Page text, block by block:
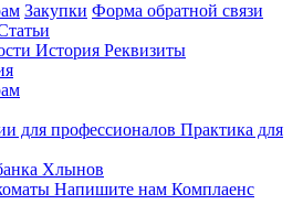
Закупки Форма обратной связи
История Реквизиты
для профессионалов Практика для
Хлынов
Напишите нам Комплаенс